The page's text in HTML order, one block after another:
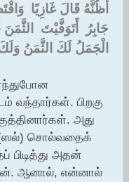
أَظُنُّهُ قَالَ غَازِيًا
‏جَابِرُ ‏ ‏أَتَوَفَّيْتَ
الْجَمَلُ لَكَ الثَّمَنُ
வந்தார்கள். பிறகு
அது
(ஸல்) சொல்வதைக்
பிடித்து அதன்
ஆனால், என்னால்